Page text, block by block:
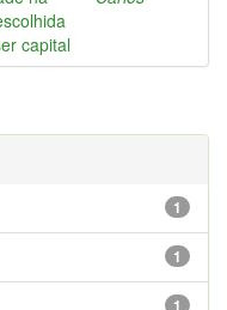
capital
1
1
1